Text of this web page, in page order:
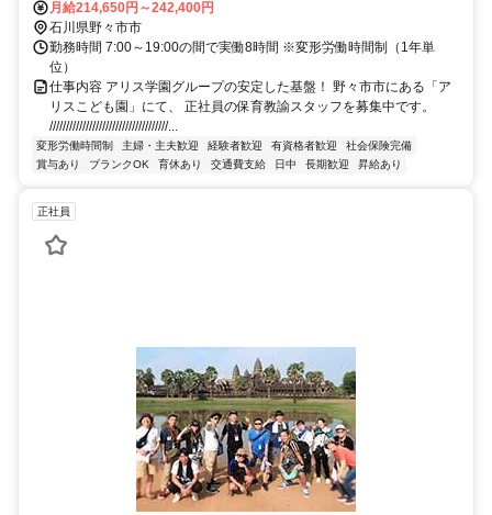
月給214,650円～242,400円
石川県野々市市
勤務時間 7:00～19:00の間で実働8時間 ※変形労働時間制（1年単
位）
仕事内容 アリス学園グループの安定した基盤！ 野々市市にある「ア
リスこども園」にて、 正社員の保育教諭スタッフを募集中です。
////////////////////////////////////...
変形労働時間制 主婦・主夫歓迎 経験者歓迎 有資格者歓迎
社会保険完備
賞与あり
ブランクOK 育休あり 交通費支給 日中 長期歓迎 昇給あり
正社員